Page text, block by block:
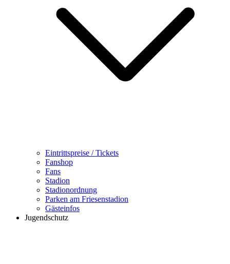
Eintrittspreise / Tickets
Fanshop
Fans
Stadion
Stadionordnung
Parken am Friesenstadion
Gästeinfos
Jugendschutz